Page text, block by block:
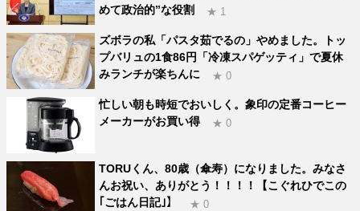
めて政治的”な役割
★ 1
ズボラの私「パスタ茹でるの」やめました。トッ
プバリュの1食86円「冷凍スパゲッティ」で夏休
みランチが楽ちんに
★ 0
忙しい朝も時短でおいしく。象印の定番コーヒー
メーカーがお買い得
★ 0
TORUくん、80歳（傘寿）になりました。みなさ
んお祝い、ありがとう！！！！【こぐれひでこの
｢ごはん日記｣】
★ 0